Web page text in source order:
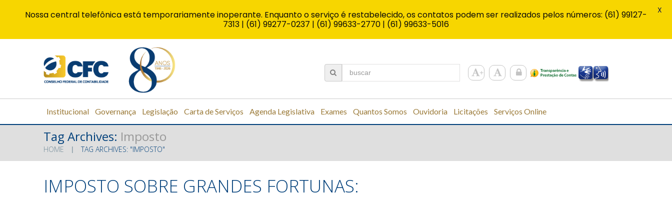
Institucional Governança Legislação Carta de Serviços Agenda Legislativa Exames Quantos Somos Ouvidoria Licitações Serviços Online
Tag Archives: Imposto
HOME TAG ARCHIVES: "IMPOSTO"
IMPOSTO SOBRE GRANDES FORTUNAS:
Nossa central telefônica está temporariamente inoperante. Enquanto o serviço é restabelecido, os contatos podem ser realizados pelos números: (61) 99127-
7313 | (61) 99277-0237 | (61) 99633-2770 | (61) 99633-5016
X